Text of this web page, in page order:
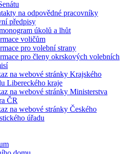
na odpovědné pracovníky
předpisy
úkolů a lhůt
voličům
pro volební strany
pro členy okrskových volebních
na webové stránky Krajského
Libereckého kraje
na webové stránky Ministerstva
ČR
na webové stránky Českého
úřadu